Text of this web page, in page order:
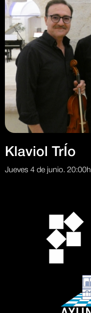
Klaviol TrÍo
Jueves 4 de junio. 20:00h